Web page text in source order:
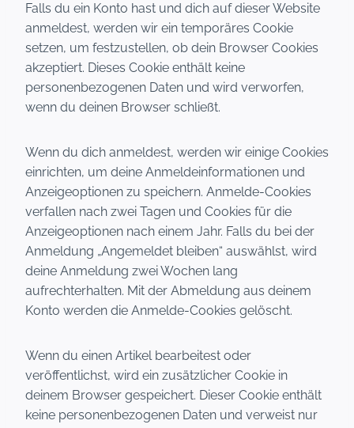
Falls du ein Konto hast und dich auf dieser Website
anmeldest, werden wir ein temporäres Cookie
setzen, um festzustellen, ob dein Browser Cookies
akzeptiert. Dieses Cookie enthält keine
personenbezogenen Daten und wird verworfen,
wenn du deinen Browser schließt.
Wenn du dich anmeldest, werden wir einige Cookies
einrichten, um deine Anmeldeinformationen und
Anzeigeoptionen zu speichern. Anmelde-Cookies
verfallen nach zwei Tagen und Cookies für die
Anzeigeoptionen nach einem Jahr. Falls du bei der
Anmeldung „Angemeldet bleiben“ auswählst, wird
deine Anmeldung zwei Wochen lang
aufrechterhalten. Mit der Abmeldung aus deinem
Konto werden die Anmelde-Cookies gelöscht.
Wenn du einen Artikel bearbeitest oder
veröffentlichst, wird ein zusätzlicher Cookie in
deinem Browser gespeichert. Dieser Cookie enthält
keine personenbezogenen Daten und verweist nur